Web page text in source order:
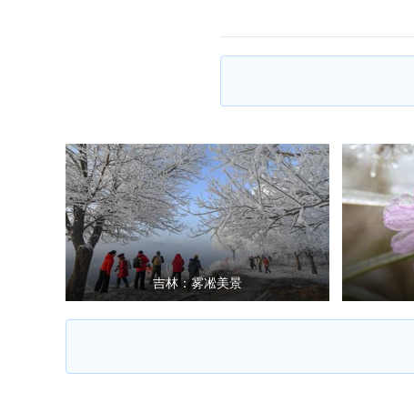
吉林：雾凇美景